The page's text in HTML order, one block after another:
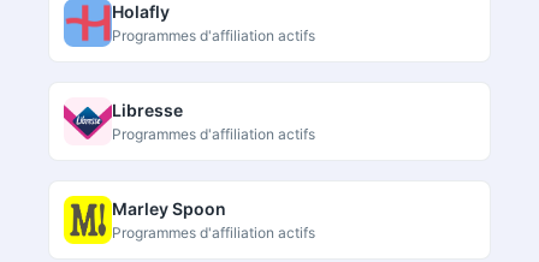
Holafly
Programmes d'affiliation actifs
Libresse
Programmes d'affiliation actifs
Marley Spoon
Programmes d'affiliation actifs